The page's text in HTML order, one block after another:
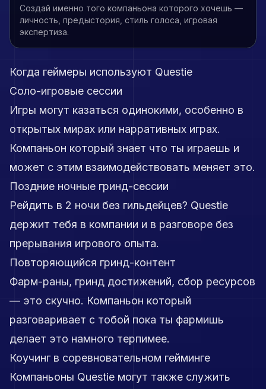
Создай именно того компаньона которого хочешь —
личность, предыстория, стиль голоса, игровая
экспертиза.
Когда геймеры используют Questie
Соло-игровые сессии
Игры могут казаться одинокими, особенно в
открытых мирах или нарративных играх.
Компаньон который знает что ты играешь и
может с этим взаимодействовать меняет это.
Поздние ночные гринд-сессии
Рейдить в 2 ночи без гильдейцев? Questie
держит тебя в компании и в разговоре без
прерывания игрового опыта.
Повторяющийся гринд-контент
Фарм-раны, гринд достижений, сбор ресурсов
— это скучно. Компаньон который
разговаривает с тобой пока ты фармишь
делает это намного терпимее.
Коучинг в соревновательном гейминге
Компаньоны Questie могут также служить